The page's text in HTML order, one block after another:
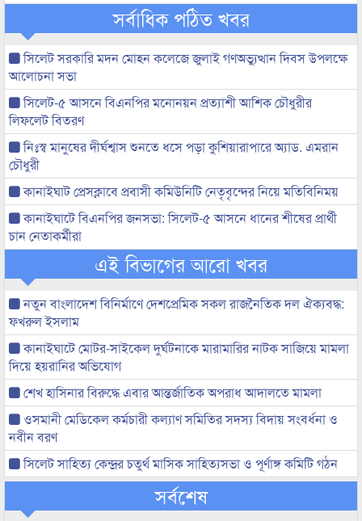
সর্বাধিক পঠিত খবর
সিলেট সরকারি মদন মোহন কলেজে জুলাই গণঅভ্যুত্থান দিবস উপলক্ষে
আলোচনা সভা
সিলেট-৫ আসনে বিএনপির মনোনয়ন প্রত্যাশী আশিক চৌধুরীর
লিফলেট বিতরণ
নিঃস্ব মানুষের দীর্ঘশ্বাস শুনতে ধসে পড়া কুশিয়ারাপারে অ্যাড. এমরান
চৌধুরী
কানাইঘাট প্রেসক্লাবে প্রবাসী কমিউনিটি নেতৃবৃন্দের নিয়ে মতিবিনিময়
কানাইঘাটে বিএনপির জনসভা: সিলেট-৫ আসনে ধানের শীষের প্রার্থী
চান নেতাকর্মীরা
এই বিভাগের আরো খবর
নতুন বাংলাদেশ বিনির্মাণে দেশপ্রেমিক সকল রাজনৈতিক দল ঐক্যবদ্ধ:
ফখরুল ইসলাম
কানাইঘাটে মোটর-সাইকেল দুর্ঘটনাকে মারামারির নাটক সাজিয়ে মামলা
দিয়ে হয়রানির অভিযোগ
শেখ হাসিনার বিরুদ্ধে এবার আন্তর্জাতিক অপরাধ আদালতে মামলা
ওসমানী মেডিকেল কর্মচারী কল্যাণ সমিতির সদস্য বিদায় সংবর্ধনা ও
নবীন বরণ
সিলেট সাহিত্য কেন্দ্রর চতুর্থ মাসিক সাহিত্যসভা ও পূর্ণাঙ্গ কমিটি গঠন
সর্বশেষ